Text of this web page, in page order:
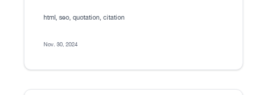
html, seo, quotation, citation
Nov. 30, 2024